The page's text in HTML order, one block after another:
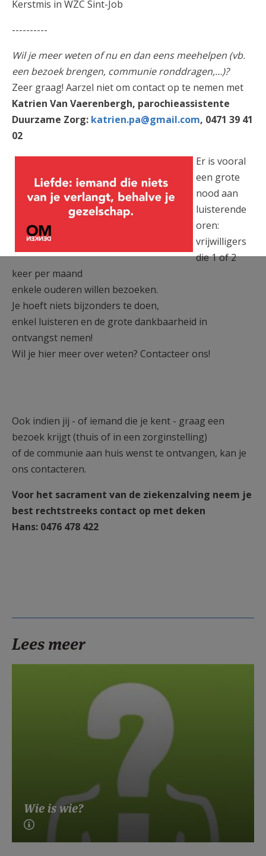
Kerstmis in WZC Sint-Job
----------
Wil je meer weten of nu en dan eens meehelpen (vb.
een bezoek brengen, communie ronddragen,…)?
Zeer graag! Aarzel niet om contact op te nemen met
Katrien Van Vaerenbergh, parochieassistente
Duurzame Zorg: katrien.pa@gmail.com, 0471 39 41
02
Er is vooral
een grote
nood aan
luisterende
oren:
vrijwilligers
die 1 of 2
keer per maand
enkele ouderen willen bezoeken.
Je hoeft niets bijzonders te doen,
enkel luisteren en de grote dankbaarheid in
ontvangst nemen!
Wil je hier meer over weten? Contacteer ons!
Ook indien jij - of iemand die je kent - graag een
bezoek krijgt (thuis of in een zorginstelling)
of de communie aan huis wenst te ontvangen, kan je
ons contacteren.
Voor het sacrament van de ziekenzalving neem je
best rechtstreeks contact op met deken
Hans: 0476 478 422
Lees meer
Wie is wie?